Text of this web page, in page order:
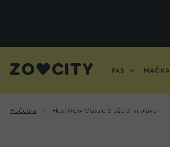
PAS MAČKA
Početna Flexi New Classic S uže 3 m plava